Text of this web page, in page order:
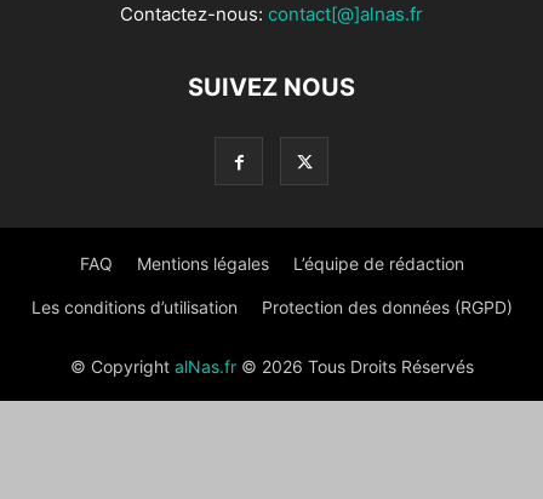
Contactez-nous: contact[@]alnas.fr
SUIVEZ NOUS
FAQ Mentions légales L’équipe de rédaction
Les conditions d’utilisation Protection des données (RGPD)
© Copyright alNas.fr© 2026 Tous Droits Réservés